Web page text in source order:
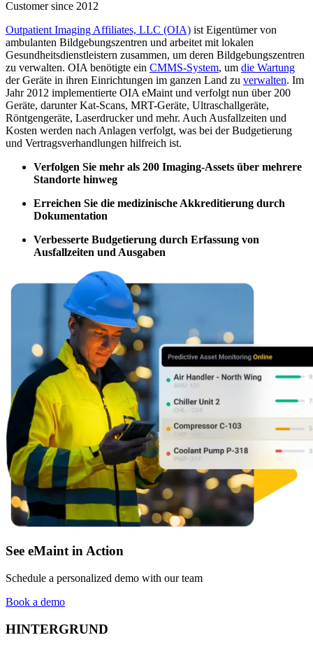
CMMS-Software
Wartungsmanagement leicht gemacht
Arbeitsauftragsverwaltung
Planen, zuweisen und bis zum Abschluss verfolgen
Fertigung
Diskrete und Prozessfertigung — OEE, Ausfallzeit, Durchsatz
Lebensmittel & Getränke
FDA, Hygiene, Rückverfolgbarkeit, Allergenkontrolle
API-Dokumentation
Für Entwickler und Plattforminhaber
Versionshinweise
Was veröffentlicht wurde, was als Nächstes kommt
SCHULUNG
Schulungsübersicht
Filterbarer Bereich — hier starten
Live-Bootcamps
Von Trainern geleitet, geplante Kohorten
On-Demand
Video im eigenen Tempo, Zertifizierungspfad
Zertifizierung
Bestätigen Sie die CMMS-Kenntnisse Ihres Teams
eMaint University
Vollständiger Lehrplan, alle Niveaus
DIENSTLEISTUNGEN
Implementierungsservices
Ressourcencenter
Alle von uns veröffentlichten Inhalte durchsuchen und filtern
Customer since 2012
Outpatient Imaging Affiliates, LLC (OIA) ist Eigentümer von
ambulanten Bildgebungszentren und arbeitet mit lokalen
Gesundheitsdienstleistern zusammen, um deren Bildgebungszentren
zu verwalten. OIA benötigte ein CMMS-System, um die Wartung
der Geräte in ihren Einrichtungen im ganzen Land zu verwalten. Im
Jahr 2012 implementierte OIA eMaint und verfolgt nun über 200
Geräte, darunter Kat-Scans, MRT-Geräte, Ultraschallgeräte,
Röntgengeräte, Laserdrucker und mehr. Auch Ausfallzeiten und
Kosten werden nach Anlagen verfolgt, was bei der Budgetierung
und Vertragsverhandlungen hilfreich ist.
Verfolgen Sie mehr als 200 Imaging-Assets über mehrere
Standorte hinweg
Erreichen Sie die medizinische Akkreditierung durch
Dokumentation
Verbesserte Budgetierung durch Erfassung von
Ausfallzeiten und Ausgaben
See eMaint in Action
Schedule a personalized demo with our team
Book a demo
HINTERGRUND